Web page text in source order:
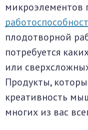
микроэлементов
плодотворной
потребуется
или
Продукты,
креативность
многих из вас